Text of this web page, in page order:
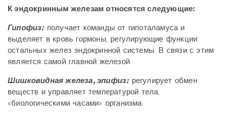
К эндокринным железам относятся следующие:
Гипофиз:получает команды от гипоталамуса и
выделяет в кровь гормоны, регулирующие функции
остальных желез эндокринной системы. В связи с этим
является самой главной железой.
Шишковидная железа, эпифиз:регулирует обмен
веществ и управляет температурой тела,
«биологическими часами» организма.